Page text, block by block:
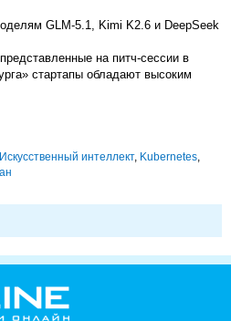
GLM-5.1, Kimi K2.6 и DeepSeek
на питч-сессии в
стартапы обладают высоким
Искусственный интеллект, Kubernetes,